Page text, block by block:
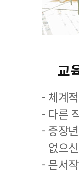
교
- 체계
- 다른
- 중장
없으
- 문서